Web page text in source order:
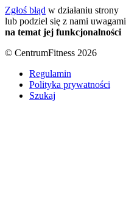
Zgłoś błąd w działaniu strony
lub podziel się z nami uwagami
na temat jej funkcjonalności
© CentrumFitness 2026
Regulamin
Polityka prywatności
Szukaj